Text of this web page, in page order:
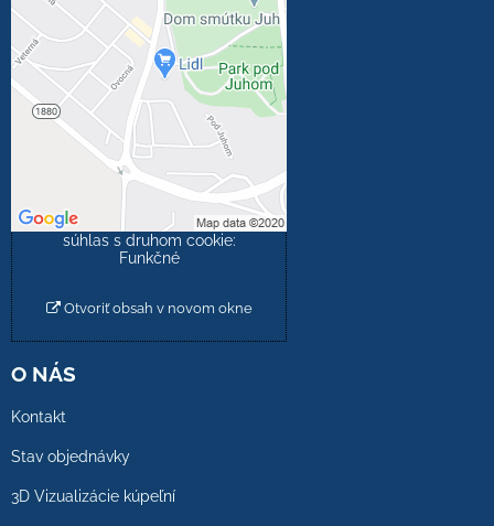
Externý obsah je
blokovaný Voľbami
súkromia
Prajete si načítať externý
obsah?
Povoliť tentokrát
Povoliť a zapamätať -
súhlas s druhom cookie:
Funkčné
Otvoriť obsah v novom okne
O NÁS
Kontakt
Stav objednávky
3D Vizualizácie kúpeľní